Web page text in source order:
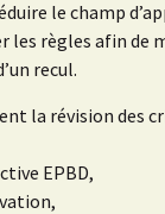
le champ
règles afin de
recul.
la révision des
EPBD,